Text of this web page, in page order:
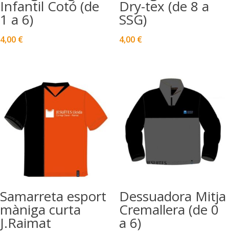
Infantil Cotó (de
1 a 6)
4,00 €
Dry-tex (de 8 a
SSG)
4,00 €
Samarreta esport
màniga curta
J.Raimat
Dessuadora Mitja
Cremallera (de 0
a 6)